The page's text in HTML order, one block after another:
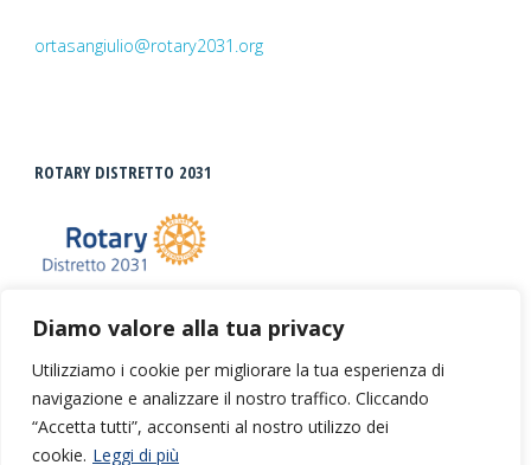
Diamo valore alla tua privacy
Utilizziamo i cookie per migliorare la tua esperienza di
navigazione e analizzare il nostro traffico. Cliccando
“Accetta tutti”, acconsenti al nostro utilizzo dei
cookie. Leggi di più
ortasangiulio@rotary2031.org
ROTARY DISTRETTO 2031
©2026 Rotary Club Orta San Giulio ETS |Privacy +
Cookies | Realizzato da Escamotages